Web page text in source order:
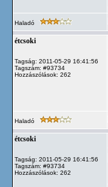
Haladó
étcsoki
Tagság: 2011-05-29 16:41:56
Tagszám: #93734
Hozzászólások: 262
Haladó
étcsoki
Tagság: 2011-05-29 16:41:56
Tagszám: #93734
Hozzászólások: 262